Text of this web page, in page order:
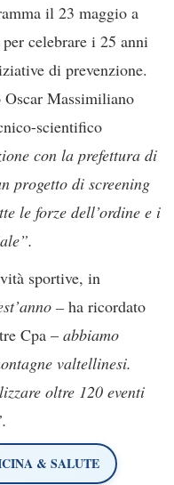
il 23 maggio a
celebrare i 25 anni
di prevenzione.
Massimiliano
scientifico
con la prefettura di
progetto di screening
le forze dell’ordine e i
sportive, in
– ha ricordato
Cpa – abbiamo
valtellinesi.
oltre 120 eventi
& SALUTE